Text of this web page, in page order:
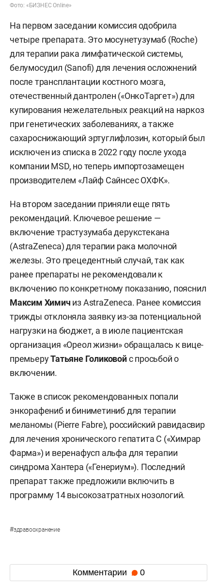
Фото: «БИЗНЕС Online»
На первом заседании комиссия одобрила
четыре препарата. Это мосунетузумаб (Roche)
для терапии рака лимфатической системы,
белумосудил (Sanofi) для лечения осложнений
после трансплантации костного мозга,
отечественный дантролен («ОнкоТаргет») для
купирования нежелательных реакций на наркоз
при генетических заболеваниях, а также
сахароснижающий эртуглифлозин, который был
исключен из списка в 2022 году после ухода
компании MSD, но теперь импортозамещен
производителем «Лайф Сайнсес ОХФК».
На втором заседании приняли еще пять
рекомендаций. Ключевое решение —
включение трастузумаба дерукстекана
(AstraZeneca) для терапии рака молочной
железы. Это прецедентный случай, так как
ранее препараты не рекомендовали к
включению по конкретному показанию, пояснил
Максим Химич из AstraZeneca. Ранее комиссия
трижды отклоняла заявку из-за потенциальной
нагрузки на бюджет, а в июле пациентская
организация «Ореол жизни» обращалась к вице-
премьеруТатьяне Голиковойс просьбой о
включении.
Также в список рекомендованных попали
энкорафениб и биниметиниб для терапии
меланомы (Pierre Fabre), российский равидасвир
для лечения хронического гепатита С («Химрар
Фарма») и веренафусп альфа для терапии
синдрома Хантера («Генериум»). Последний
препарат также предложили включить в
программу 14 высокозатратных нозологий.
#здравоохранение
Комментарии 0